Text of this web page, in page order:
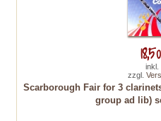
Scarborough Fair for 3
group ad lib)
inkl.
zzgl.